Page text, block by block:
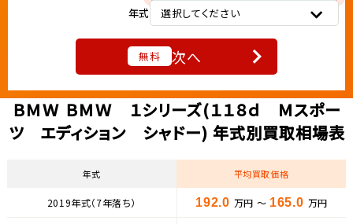
年式
選択してください
無料 次へ
ＢＭＷ ＢＭＷ １シリーズ(１１８ｄ Ｍスポー
ツ エディション シャドー) 年式別買取相場表
年式 平均買取価格
2019年式（7年落ち） 192.0 万円 ～ 165.0 万円